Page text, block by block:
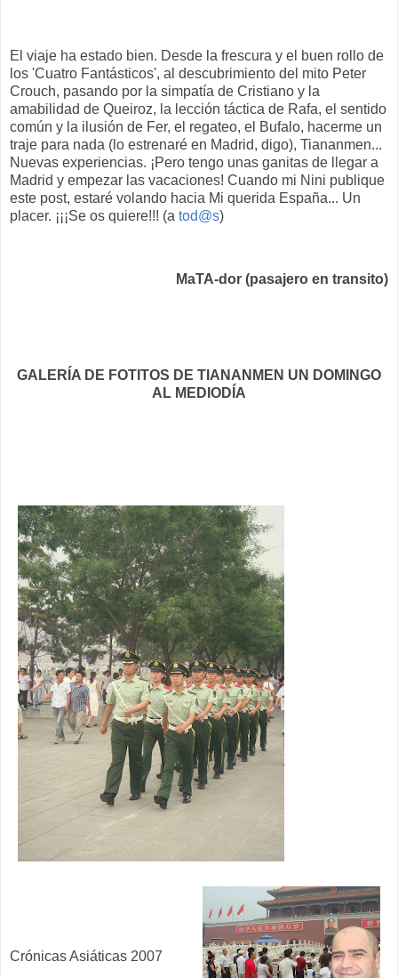
El viaje ha estado bien. Desde la frescura y el buen rollo de
los 'Cuatro Fantásticos', al descubrimiento del mito Peter
Crouch, pasando por la simpatía de Cristiano y la
amabilidad de Queiroz, la lección táctica de Rafa, el sentido
común y la ilusión de Fer, el regateo, el Bufalo, hacerme un
traje para nada (lo estrenaré en Madrid, digo), Tiananmen...
Nuevas experiencias. ¡Pero tengo unas ganitas de llegar a
Madrid y empezar las vacaciones! Cuando mi Nini publique
este post, estaré volando hacia Mi querida España... Un
placer. ¡¡¡Se os quiere!!! (a tod@s)
MaTA-dor (pasajero en transito)
GALERÍA DE FOTITOS DE TIANANMEN UN DOMINGO
AL MEDIODÍA
Crónicas Asiáticas 2007